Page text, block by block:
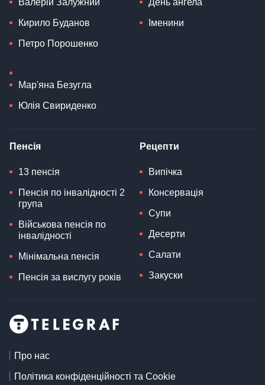
Кирило Буданов
Петро Порошенко
Мар'яна Безугла
Юлія Свириденко
Іменини
Пенсія
13 пенсія
Пенсія по інвалідності 2
група
Військова пенсія по
інвалідності
Мінімальна пенсія
Пенсія за вислугу років
Рецепти
Випічка
Консервація
Супи
Десерти
Салати
Закуски
Про нас
Політика конфіденційності та Cookie